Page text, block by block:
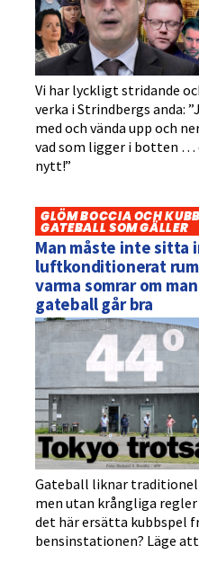
Vi har lyckligt stridande
verka i Strindbergs anda:
med och vända upp och
vad som ligger i botten …
nytt!”
GLÖM BOCCIA OCH
GATEBALL SOM GÄLLER
Man måste inte sitta
luftkonditionerat
varma somrar om
gateball går bra
Gateball liknar
men utan krångliga
det här ersätta kubbspel
bensinstationen? Läge att